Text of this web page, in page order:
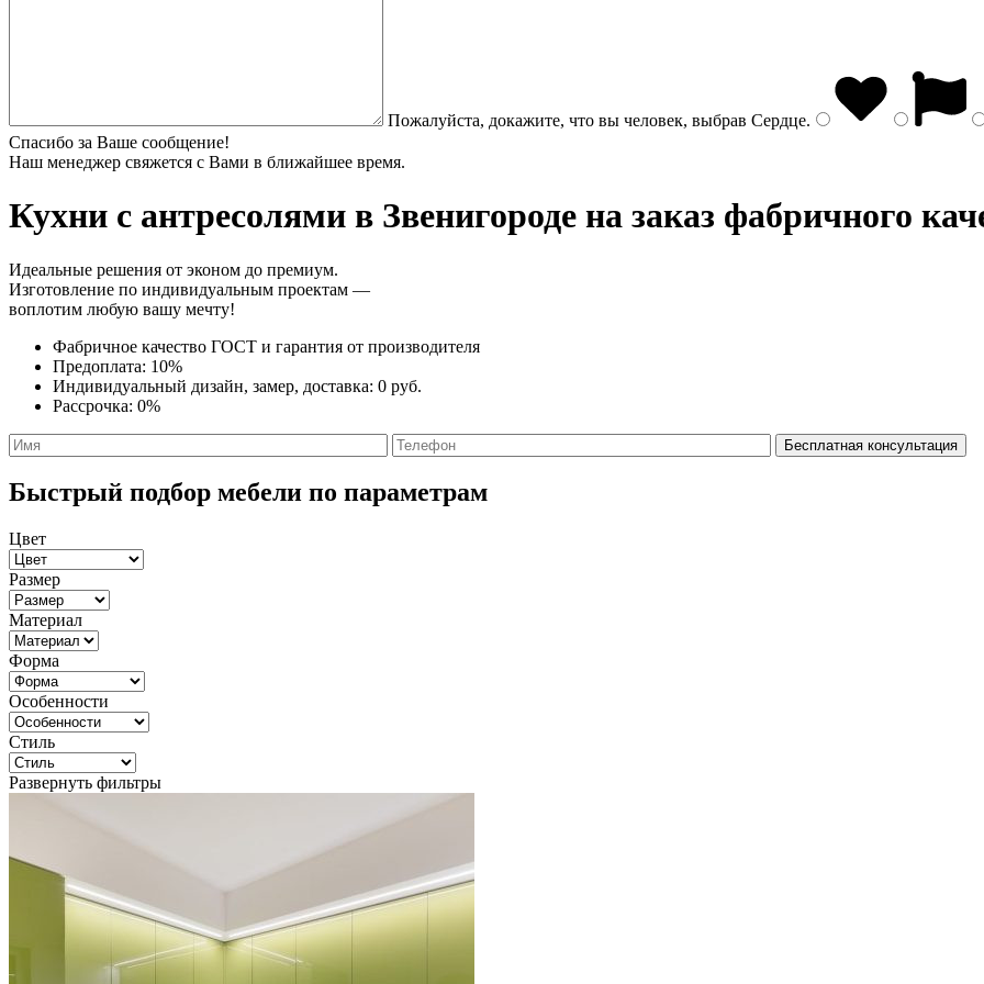
Пожалуйста, докажите, что вы человек, выбрав Сердце.
Спасибо за Ваше сообщение!
Наш менеджер свяжется с Вами в ближайшее время.
Кухни с антресолями в Звенигороде на заказ фабричного
Идеальные решения от эконом до премиум.
Изготовление по индивидуальным проектам —
воплотим любую вашу мечту!
Фабричное качество ГОСТ и гарантия от производителя
Предоплата: 10%
Индивидуальный дизайн, замер, доставка: 0 руб.
Рассрочка: 0%
Быстрый подбор мебели по параметрам
Цвет
Размер
Материал
Форма
Особенности
Стиль
Развернуть фильтры